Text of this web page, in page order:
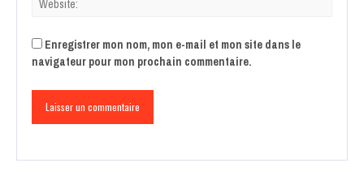
Enregistrer mon nom, mon e-mail et mon site dans le
navigateur pour mon prochain commentaire.